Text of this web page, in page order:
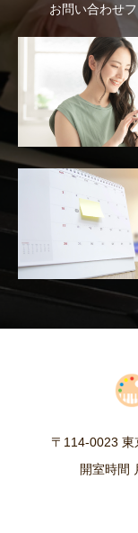
お問い合わせ
〒114-0023 東
開室時間